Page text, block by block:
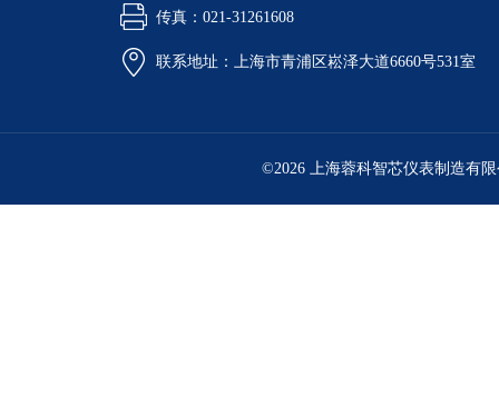
传真：021-31261608
联系地址：上海市青浦区崧泽大道6660号531室
©2026 上海蓉科智芯仪表制造有